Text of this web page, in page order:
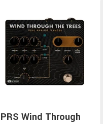
PRS Wind Through